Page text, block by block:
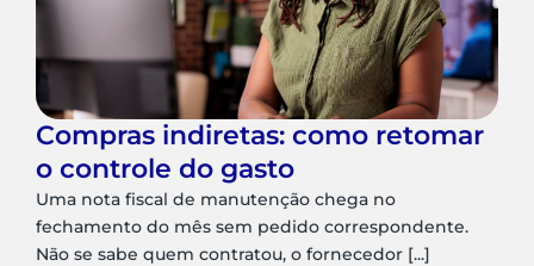
Compras indiretas: como retomar
o controle do gasto
Uma nota fiscal de manutenção chega no
fechamento do mês sem pedido correspondente.
Não se sabe quem contratou, o fornecedor [...]